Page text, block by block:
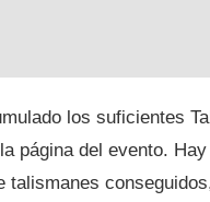
los suficientes
página del evento.
talismanes